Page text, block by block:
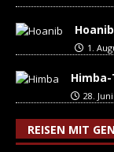
1.
28.
REISEN MIT